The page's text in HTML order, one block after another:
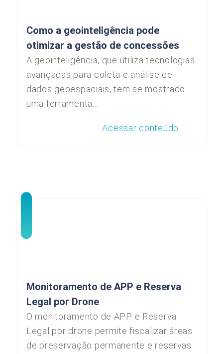
Como a geointeligência pode
otimizar a gestão de concessões
A geointeligência, que utiliza tecnologias
avançadas para coleta e análise de
dados geoespaciais, tem se mostrado
uma ferramenta...
Acessar conteúdo
Monitoramento de APP e Reserva
Legal por Drone
O monitoramento de APP e Reserva
Legal por drone permite fiscalizar áreas
de preservação permanente e reservas